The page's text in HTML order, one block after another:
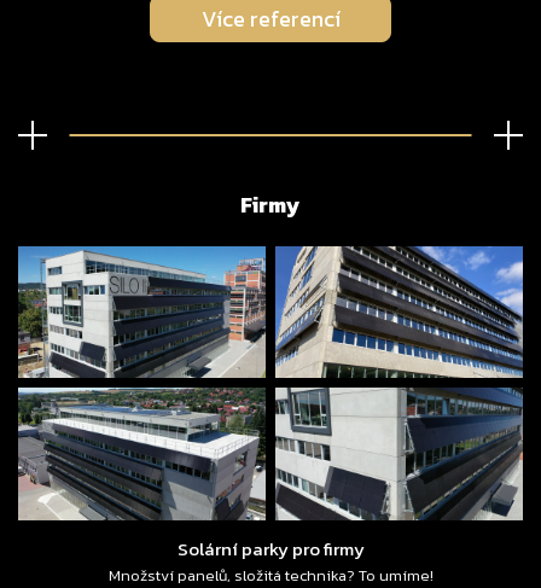
Více referencí
Firmy
Solární parky pro firmy
Množství panelů, složitá technika? To umíme!